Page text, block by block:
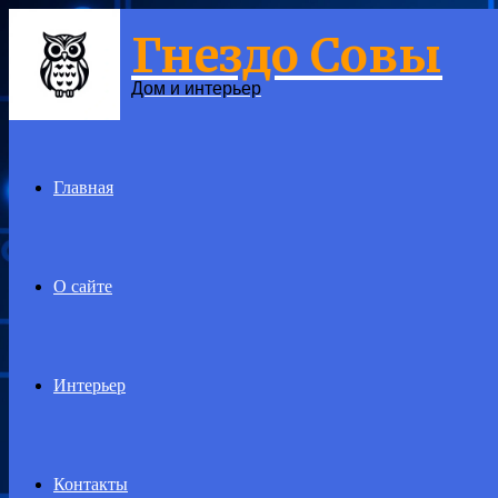
Menu Гнездо Совы
Дом и интерьер
Главная
О сайте
Интерьер
Контакты